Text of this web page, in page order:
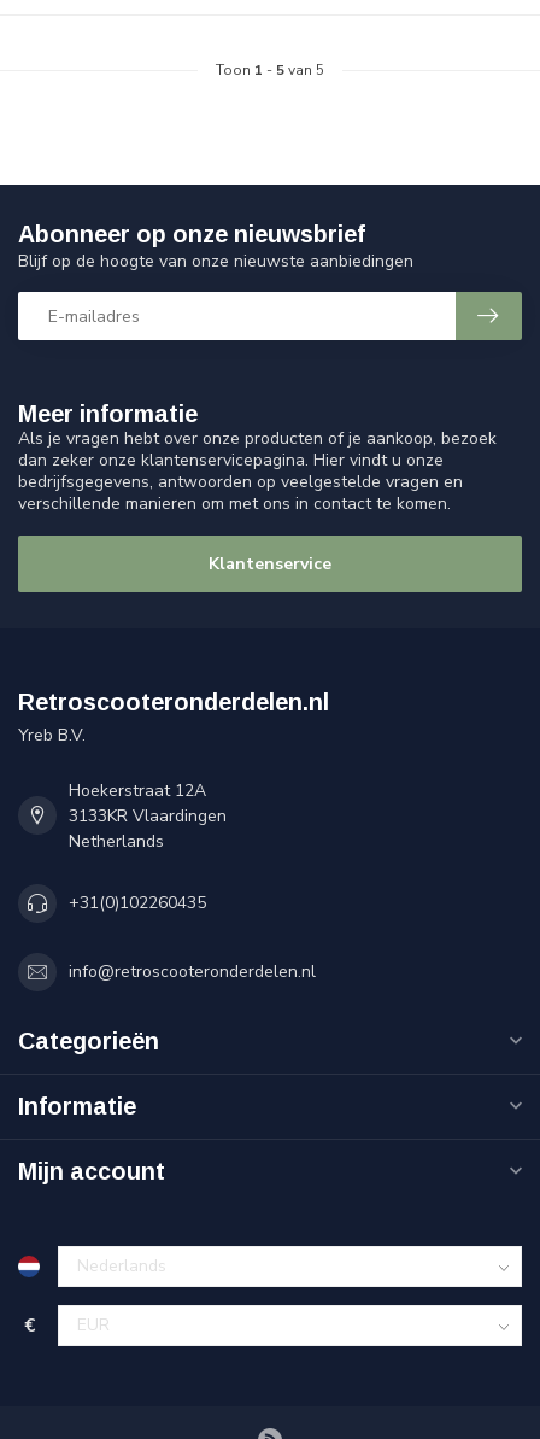
Toon 1 - 5van 5
Meer informatie
Als je vragen hebt over onze producten of je aankoop, bezoek
dan zeker onze klantenservicepagina. Hier vindt u onze
bedrijfsgegevens, antwoorden op veelgestelde vragen en
verschillende manieren om met ons in contact te komen.
Klantenservice
Abonneer op onze nieuwsbrief
Blijf op de hoogte van onze nieuwste aanbiedingen
Retroscooteronderdelen.nl
Yreb B.V.
Hoekerstraat 12A
3133KR Vlaardingen
Netherlands
+31(0)102260435
info@retroscooteronderdelen.nl
Categorieën
Informatie
Mijn account
€